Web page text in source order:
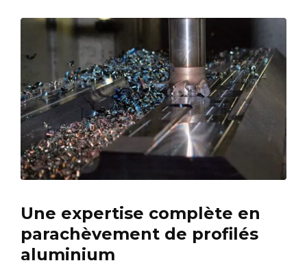
Une expertise complète en
parachèvement de profilés
aluminium